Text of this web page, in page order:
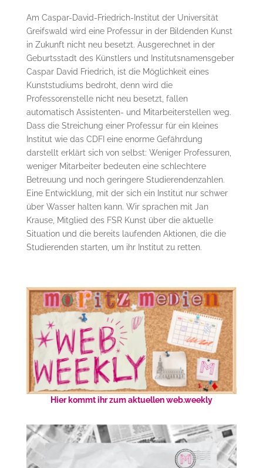
Am Caspar-David-Friedrich-Institut der Universität
Greifswald wird eine Professur in der Bildenden Kunst
in Zukunft nicht neu besetzt. Ausgerechnet in der
Geburtsstadt des Künstlers und Institutsnamensgeber
Caspar David Friedrich, ist die Möglichkeit eines
Kunststudiums bedroht, denn wird die
Professorenstelle nicht neu besetzt, fallen
automatisch Assistenten- und Mitarbeiterstellen weg.
Dass die Streichung einer Professur für ein kleines
Institut wie das CDFI eine enorme Gefährdung
darstellt erklärt sich von selbst: Weniger Professuren,
weniger Mitarbeiter bedeuten eine schlechtere
Betreuung und noch geringere Studierendenzahlen.
Eine Entwicklung, mit der sich ein Institut nur schwer
über Wasser halten kann. Wir sprachen mit Jan
Krause, Mitglied des FSR Kunst über die aktuelle
Situation und die bereits laufenden Aktionen, die die
Studierenden starten, um ihr Institut zu retten.
Hier kommt ihr zum aktuellen web.weekly